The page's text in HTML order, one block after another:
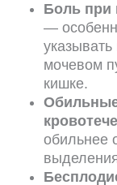
Боль при
—
мочевом
кишке.
обильнее